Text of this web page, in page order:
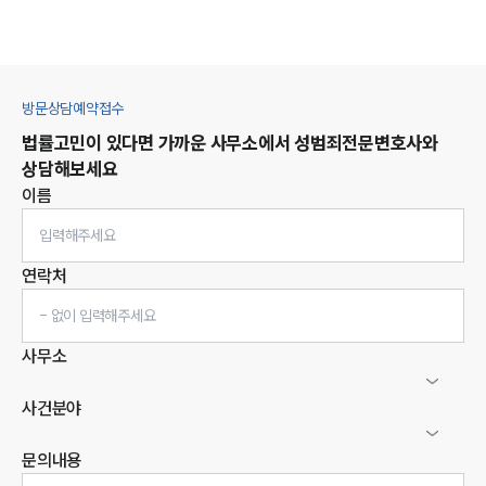
방문상담예약접수
법률고민이 있다면 가까운 사무소에서성범죄전문변호사와
상담해보세요
이름
연락처
사무소
사건분야
문의내용